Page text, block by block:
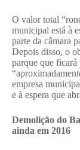
O valor total
municipal está à
parte da câmara
Depois disso, o
parque que ficará
empresa
e à espera que
Demolição do
ainda em 2016